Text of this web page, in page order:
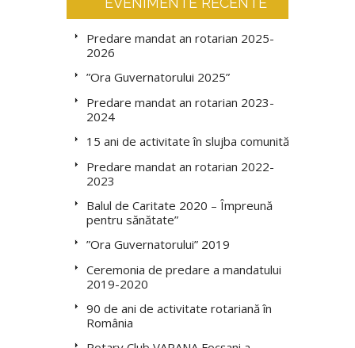
Predare mandat an rotarian 2025-
2026
”Ora Guvernatorului 2025”
Predare mandat an rotarian 2023-
2024
15 ani de activitate în slujba comunității
Predare mandat an rotarian 2022-
2023
Balul de Caritate 2020 – Împreună
pentru sănătate”
”Ora Guvernatorului” 2019
Ceremonia de predare a mandatului
2019-2020
90 de ani de activitate rotariană în
România